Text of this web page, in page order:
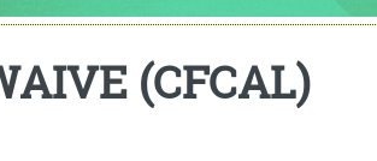
(CFCAL)